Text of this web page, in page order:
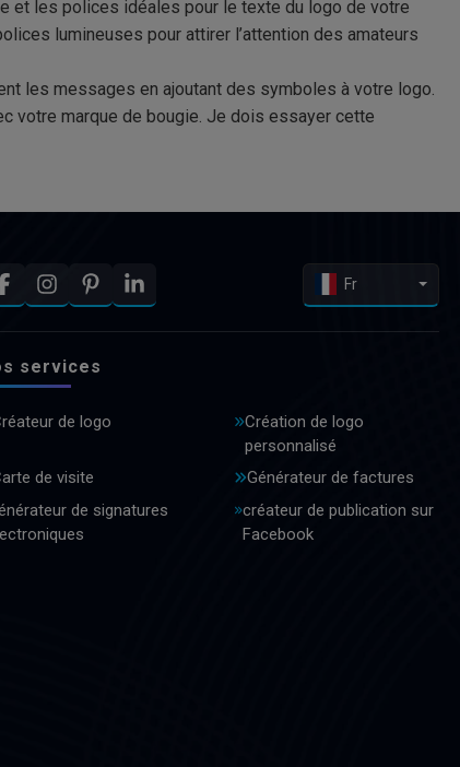
et les polices idéales pour le texte du logo de votre
lumineuses pour attirer l’attention des amateurs
les messages en ajoutant des symboles à votre logo.
votre marque de bougie. Je dois essayer cette
Fr
services
de logo
Création de logo
personnalisé
de visite
Générateur de factures
de signatures
créateur de publication sur
Facebook